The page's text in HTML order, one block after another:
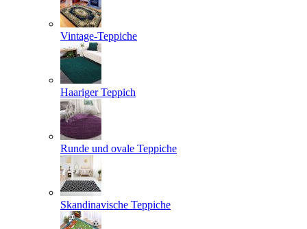
Vintage-Teppiche
Haariger Teppich
Runde und ovale Teppiche
Skandinavische Teppiche